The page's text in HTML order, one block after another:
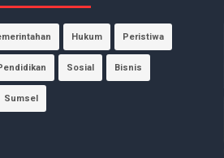
Hukum Peristiwa
Sosial Bisnis
Sumsel